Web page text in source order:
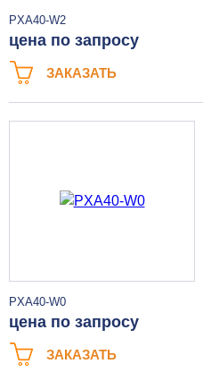
PXA40-W2
цена по запросу
ЗАКАЗАТЬ
PXA40-W0
цена по запросу
ЗАКАЗАТЬ